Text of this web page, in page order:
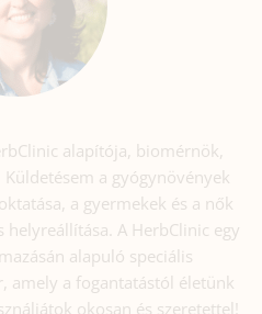
alapítója, biomérnök,
a gyógynövények
a gyermekek és a nők
helyreállítása. A HerbClinic egy
alapuló speciális
amely a fogantatástól életünk
okosan és szeretettel!